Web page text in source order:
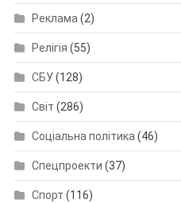
Реклама(2)
Релігія (55)
СБУ(128)
Світ (286)
Соціальна політика(46)
Спецпроекти (37)
Спорт (116)